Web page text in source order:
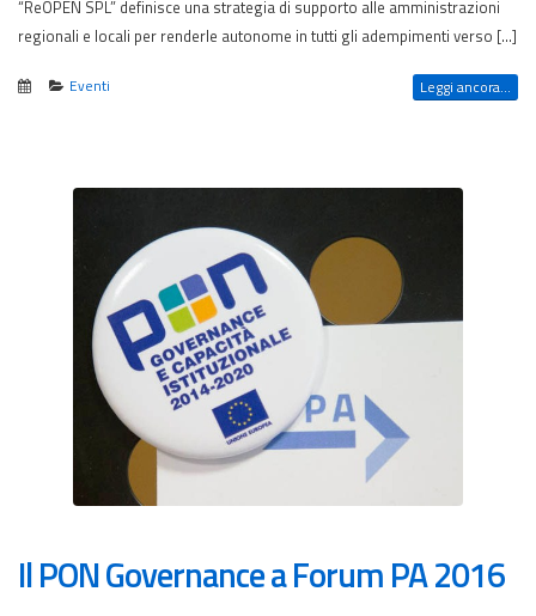
“ReOPEN SPL” definisce una strategia di supporto alle amministrazioni
regionali e locali per renderle autonome in tutti gli adempimenti verso […]
Eventi Leggi ancora...
Il PON Governance a Forum PA 2016